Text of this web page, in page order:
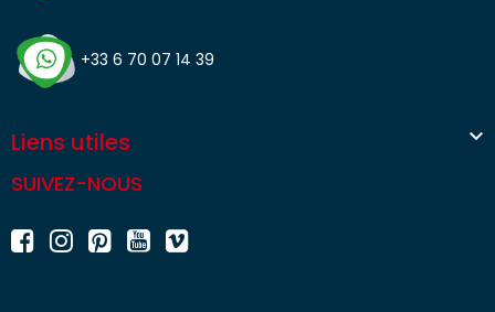
+33 6 70 07 14 39
Liens utiles 
SUIVEZ-NOUS